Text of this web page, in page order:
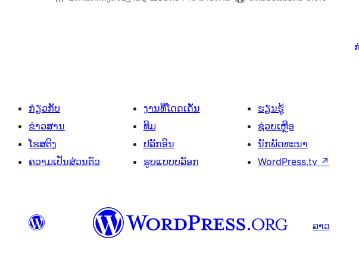
ກ່ຽວກັບ
ຂ່າວສານ
ໂຮສຕິງ
ຄວາມເປັນສ່ວນຕົວ
ງານທີ່ໂດດເດັ່ນ
ທີມ
ປລັກອິນ
ຮູບແບບບລັອກ
ຮຽນຮູ້
ຊ່ວຍເຫຼືອ
ນັກພັດທະນາ
WordPress.tv ↗
ລາວ